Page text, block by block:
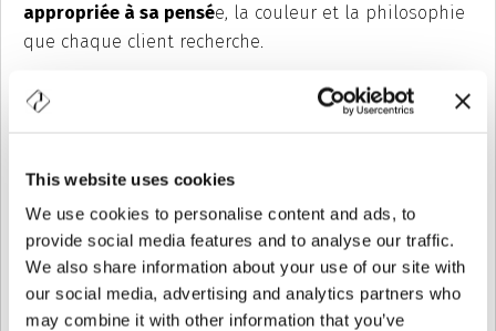
This website uses cookies
We use cookies to personalise content and ads, to
provide social media features and to analyse our traffic.
We also share information about your use of our site with
our social media, advertising and analytics partners who
may combine it with other information that you’ve
appropriée à sa pensée, la couleur et la philosophie
que chaque client recherche.
L'assistance constante en matière technique, productive et
qualité du service même si il s'agit de très petites productions.